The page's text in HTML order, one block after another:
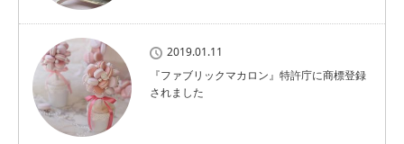
2019.01.11
『ファブリックマカロン』特許庁に商標登録
されました